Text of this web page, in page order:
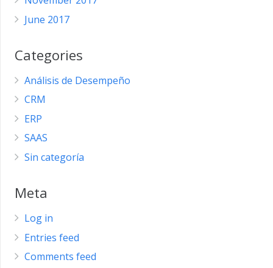
June 2017
Categories
Análisis de Desempeño
CRM
ERP
SAAS
Sin categoría
Meta
Log in
Entries feed
Comments feed